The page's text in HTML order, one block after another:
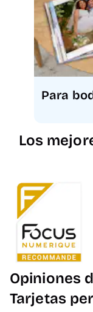
Para
Los
Opiniones
Tarjetas